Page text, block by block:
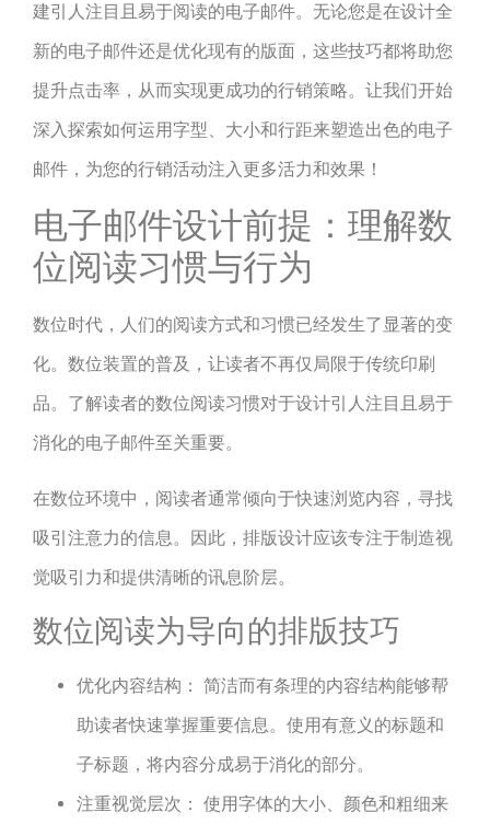
建引人注目且易于阅读的电子邮件。无论您是在设计全
新的电子邮件还是优化现有的版面，这些技巧都将助您
提升点击率，从而实现更成功的行销策略。让我们开始
深入探索如何运用字型、大小和行距来塑造出色的电子
邮件，为您的行销活动注入更多活力和效果！
电子邮件设计前提：理解数
位阅读习惯与行为
数位时代，人们的阅读方式和习惯已经发生了显著的变
化。数位装置的普及，让读者不再仅局限于传统印刷
品。了解读者的数位阅读习惯对于设计引人注目且易于
消化的电子邮件至关重要。
在数位环境中，阅读者通常倾向于快速浏览内容，寻找
吸引注意力的信息。因此，排版设计应该专注于制造视
觉吸引力和提供清晰的讯息阶层。
数位阅读为导向的排版技巧
优化内容结构： 简洁而有条理的内容结构能够帮
助读者快速掌握重要信息。使用有意义的标题和
子标题，将内容分成易于消化的部分。
注重视觉层次： 使用字体的大小、颜色和粗细来